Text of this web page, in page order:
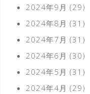
2024年9月 (29)
2024年8月 (31)
2024年7月 (31)
2024年6月 (30)
2024年5月 (31)
2024年4月 (29)